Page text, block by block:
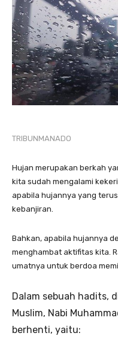
TRIBUNMANADO
Hujan merupakan berkah
kita sudah mengalami
apabila hujannya yang
kebanjiran.
Bahkan, apabila hujannya
menghambat aktifitas kita.
umatnya untuk berdoa
Dalam sebuah hadits,
Muslim, Nabi
berhenti, yaitu: